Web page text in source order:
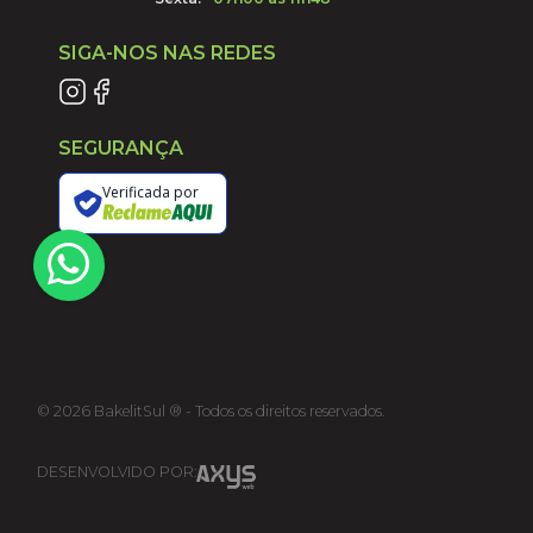
SIGA-NOS NAS REDES
SEGURANÇA
Verificada por
© 2026BakelitSul ® - Todos os direitos reservados.
DESENVOLVIDO POR: